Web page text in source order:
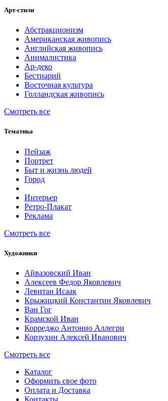
Арт-стили
Абстракционизм
Американская живопись
Английская живопись
Анималистика
Ар-деко
Бестиарий
Восточная культура
Голландская живопись
Смотреть все
Тематика
Пейзаж
Портрет
Быт и жизнь людей
Город
Интерьер
Ретро-Плакат
Реклама
Смотреть все
Художники
Айвазовский Иван
Алексеев Федор Яковлевич
Левитан Исаак
Крыжицкий Константин Яковлевич
Ван Гог
Крамской Иван
Корреджо Антонио Аллегри
Корзухин Алексей Иванович
Смотреть все
Каталог
Оформить свое фото
Оплата и Доставка
Контакты